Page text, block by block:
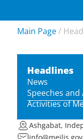
Main Page /
Headlines
News
Speeches and
Activities of
Ashgabat,